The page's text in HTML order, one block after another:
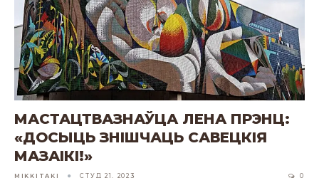
МАСТАЦТВАЗНАЎЦА ЛЕНА ПРЭНЦ:
«ДОСЫЦЬ ЗНІШЧАЦЬ САВЕЦКІЯ
МАЗАІКІ!»
MIKKITAKI СТУД 21, 2023 0